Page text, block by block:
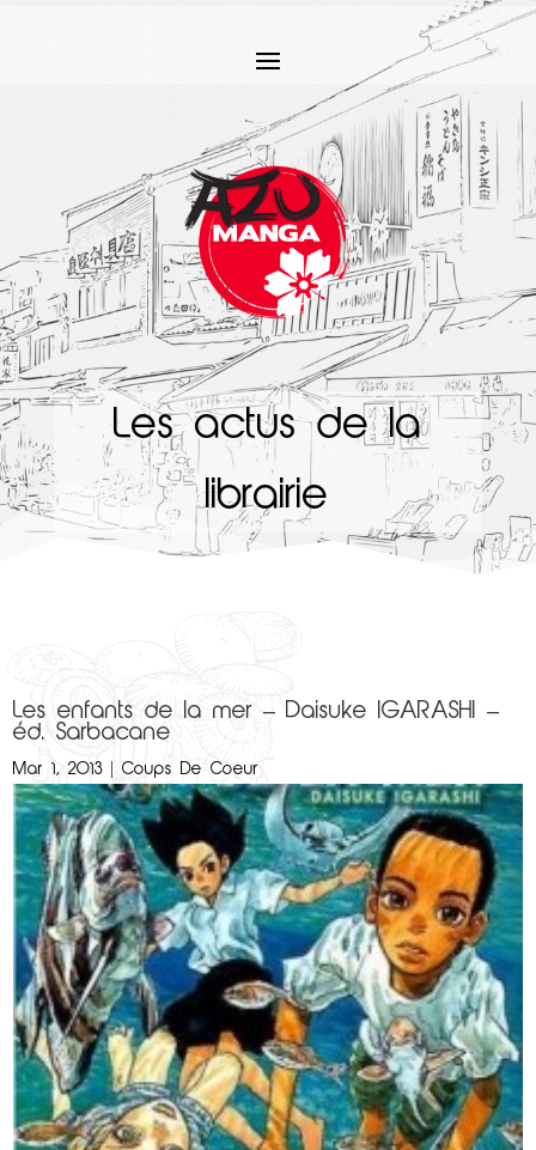
Les actus de la
librairie
Les enfants de la mer – Daisuke IGARASHI –
éd. Sarbacane
Mar 1, 2013 |Coups De Coeur